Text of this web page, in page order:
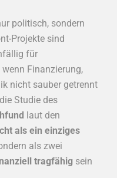
politisch, sondern
Projekte sind
für
Finanzierung,
nicht sauber getrennt
Studie des
laut den
als ein einziges
als zwei
tragfähig sein